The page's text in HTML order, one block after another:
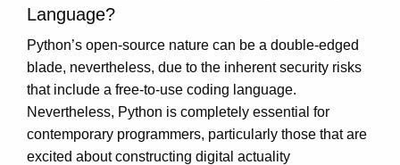
Language?
Python’s open-source nature can be a double-edged
blade, nevertheless, due to the inherent security risks
that include a free-to-use coding language.
Nevertheless, Python is completely essential for
contemporary programmers, particularly those that are
excited about constructing digital actuality